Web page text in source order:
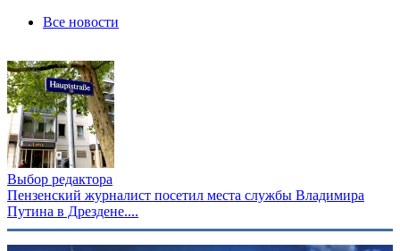
Все новости
Выбор редактора
Пензенский журналист посетил места службы Владимира
Путина в Дрездене....